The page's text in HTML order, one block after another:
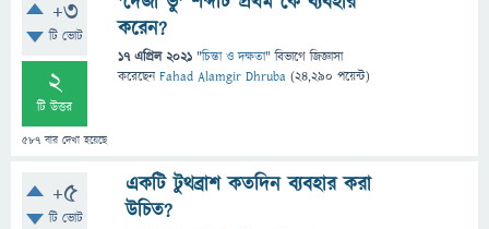
+3
টি ভোট
2
টি উত্তর
587 বার দেখা হয়েছে
করেন?
17 এপ্রিল 2021 "চিন্তা ও দক্ষতা" বিভাগে জিজ্ঞাসা
করেছেনFahad Alamgir Dhruba (24,290 পয়েন্ট)
+5
টি ভোট
একটি টুথব্রাশ কতদিন ব্যবহার করা
উচিত?